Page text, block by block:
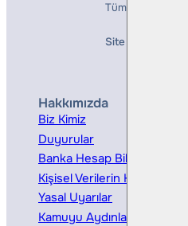
Tüm Hakları
Site Creation &
Hakkımızda
Biz Kimiz
Duyurular
Banka Hesap Bilgileri
Kişisel Verilerin Korunması
Yasal Uyarılar
Kamuyu Aydınlatma